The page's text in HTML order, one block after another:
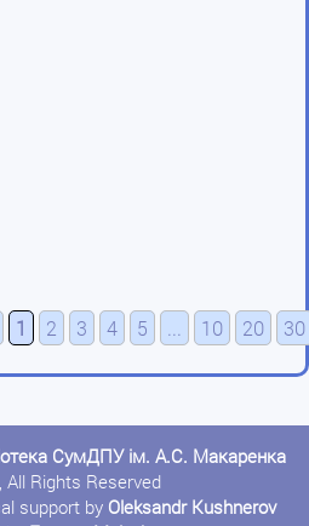
1 2 3 4 5 ... 10 20 30
СумДПУ ім. А.С. Макаренка
All Rights Reserved
support by Oleksandr Kushnerov